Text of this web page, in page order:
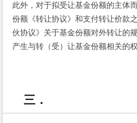
此外，对于拟受让基金份额的主体
份额《转让协议》和支付转让价款
伙协议》关于基金份额对外转让的
产生与转（受）让基金份额相关的权
三．